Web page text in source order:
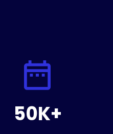
50K+